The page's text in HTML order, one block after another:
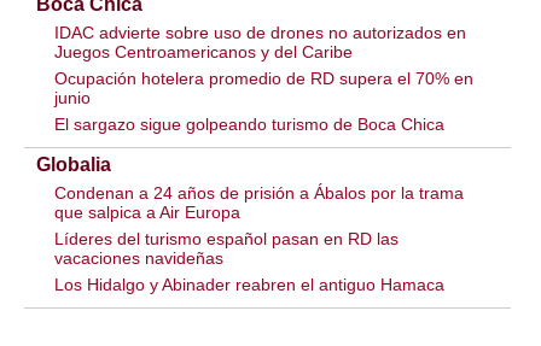
Boca Chica
IDAC advierte sobre uso de drones no autorizados en
Juegos Centroamericanos y del Caribe
Ocupación hotelera promedio de RD supera el 70% en
junio
El sargazo sigue golpeando turismo de Boca Chica
Globalia
Condenan a 24 años de prisión a Ábalos por la trama
que salpica a Air Europa
Líderes del turismo español pasan en RD las
vacaciones navideñas
Los Hidalgo y Abinader reabren el antiguo Hamaca